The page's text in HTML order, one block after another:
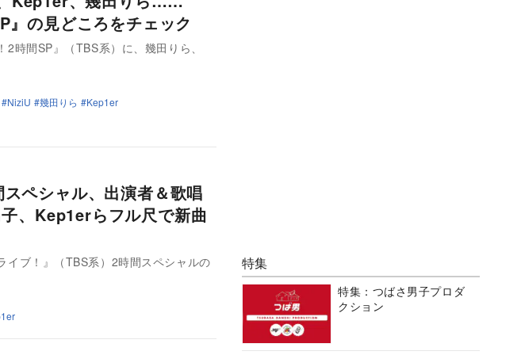
』の見どころをチェック
時間SP』（TBS系）に、幾田りら、
NiziU 幾田りら Kep1er
スペシャル、出演者＆歌唱
、Kep1erらフル尺で新曲
ブ！』（TBS系）2時間スペシャルの
特集
特集：つばさ男子プロダ
クション